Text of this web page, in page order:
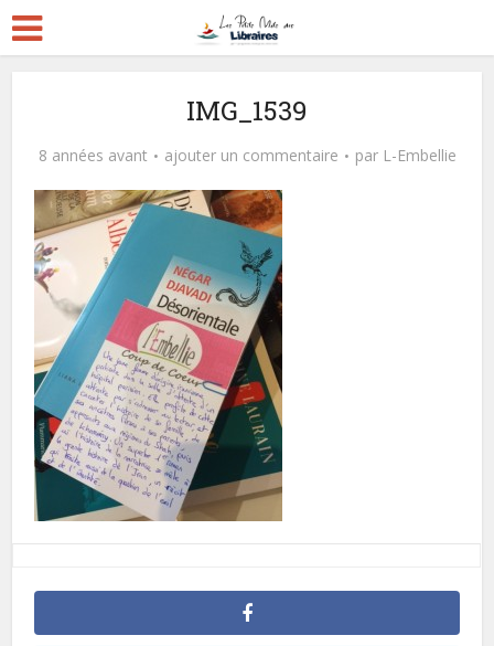
IMG_1539
8 années avant ajouter un commentaire par L-Embellie